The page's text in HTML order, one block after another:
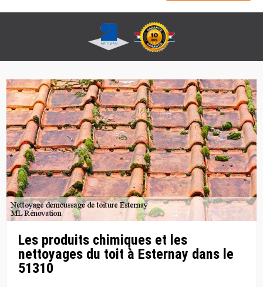
Les produits chimiques et les
nettoyages du toit à Esternay dans le
51310